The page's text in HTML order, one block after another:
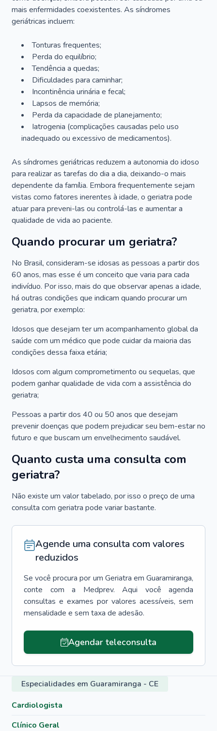
mais enfermidades coexistentes. As síndromes
geriátricas incluem:
Tonturas frequentes;
Perda do equilíbrio;
Tendência a quedas;
Dificuldades para caminhar;
Incontinência urinária e fecal;
Lapsos de memória;
Perda da capacidade de planejamento;
Iatrogenia (complicações causadas pelo uso
inadequado ou excessivo de medicamentos).
As síndromes geriátricas reduzem a autonomia do idoso
para realizar as tarefas do dia a dia, deixando-o mais
dependente da família. Embora frequentemente sejam
vistas como fatores inerentes à idade, o geriatra pode
atuar para preveni-las ou controlá-las e aumentar a
qualidade de vida ao paciente.
Quando procurar um geriatra?
No Brasil, consideram-se idosas as pessoas a partir dos
60 anos, mas esse é um conceito que varia para cada
indivíduo. Por isso, mais do que observar apenas a idade,
há outras condições que indicam quando procurar um
geriatra, por exemplo:
Idosos que desejam ter um acompanhamento global da
saúde com um médico que pode cuidar da maioria das
condições dessa faixa etária;
Idosos com algum comprometimento ou sequelas, que
podem ganhar qualidade de vida com a assistência do
geriatra;
Pessoas a partir dos 40 ou 50 anos que desejam
prevenir doenças que podem prejudicar seu bem-estar no
futuro e que buscam um envelhecimento saudável.
Quanto custa uma consulta com
geriatra?
Não existe um valor tabelado, por isso o preço de uma
consulta com geriatra pode variar bastante.
Agende uma consulta com valores
reduzidos
Se você procura por um Geriatra em Guaramiranga,
conte com a Medprev. Aqui você agenda
consultas e exames por valores acessíveis, sem
mensalidade e sem taxa de adesão.
Agendar teleconsulta
Especialidades em Guaramiranga - CE
Cardiologista
Clínico Geral